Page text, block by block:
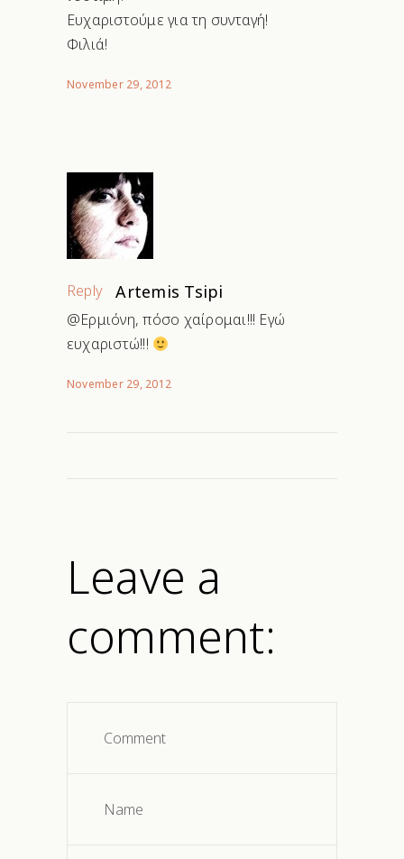
Ευχαριστούμε για τη συνταγή!
Φιλιά!
November 29, 2012
Reply Artemis Tsipi
@Ερμιόνη, πόσο χαίρομαι!!! Εγώ
ευχαριστώ!!!
November 29, 2012
Leave a
comment: